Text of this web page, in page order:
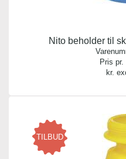
Nito beholder til
Pris
kr.
TILBUD